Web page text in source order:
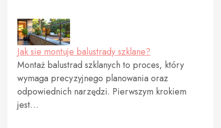
Jak sie montuje balustrady szklane?
Montaż balustrad szklanych to proces, który
wymaga precyzyjnego planowania oraz
odpowiednich narzędzi. Pierwszym krokiem
jest…